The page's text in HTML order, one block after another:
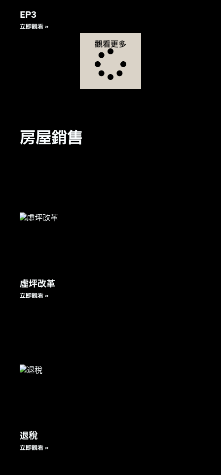
EP3
立即觀看 »
觀看更多
房屋銷售
虛坪改革
立即觀看 »
退稅
立即觀看 »